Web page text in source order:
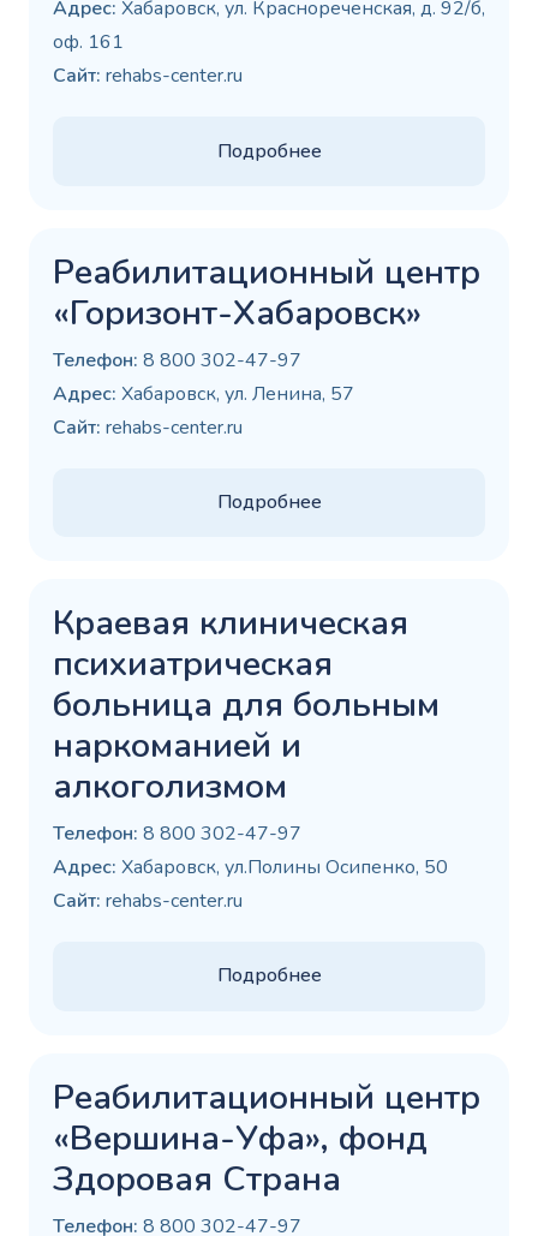
Адрес: Хабаровск, ул. Краснореченская, д. 92/б,
оф. 161
Сайт: rehabs-center.ru
Подробнее
Реабилитационный центр
«Горизонт-Хабаровск»
Телефон: 8 800 302-47-97
Адрес: Хабаровск, ул. Ленина, 57
Сайт: rehabs-center.ru
Подробнее
Краевая клиническая
психиатрическая
больница для больным
наркоманией и
алкоголизмом
Телефон: 8 800 302-47-97
Адрес: Хабаровск, ул.Полины Осипенко, 50
Сайт: rehabs-center.ru
Подробнее
Реабилитационный центр
«Вершина-Уфа», фонд
Здоровая Страна
Телефон: 8 800 302-47-97